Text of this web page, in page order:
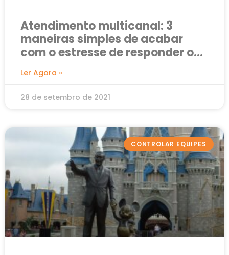
Atendimento multicanal: 3
maneiras simples de acabar
com o estresse de responder o
Ler Agora »
28 de setembro de 2021
CONTROLAR EQUIPES